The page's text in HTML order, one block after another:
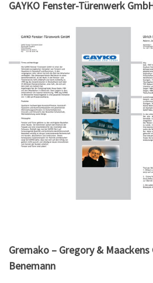
GAYKO Fenster-Türenwerk
Gremako – Gregory & Maackens
Benemann